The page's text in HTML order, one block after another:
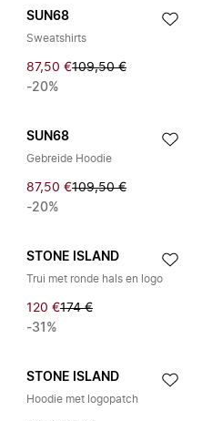
SUN68
Sweatshirts
87,50 €109,50 €
-20%
SUN68
Gebreide Hoodie
87,50 €109,50 €
-20%
STONE ISLAND
Trui met ronde hals en logo
120 €174 €
-31%
STONE ISLAND
Hoodie met logopatch